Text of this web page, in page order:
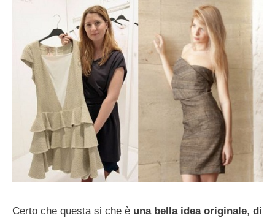
Certo che questa si che è una bella idea originale, di